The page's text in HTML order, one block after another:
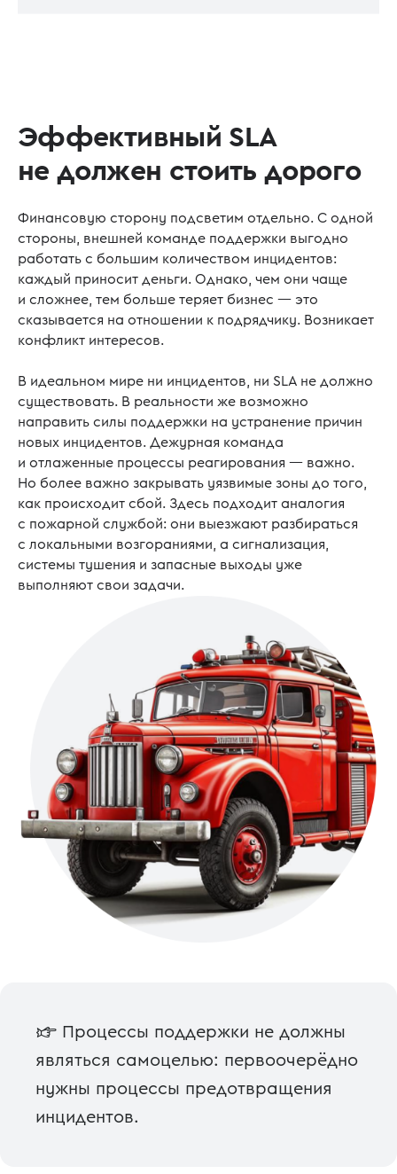
Эффективный SLA
не должен стоить дорого
Финансовую сторону подсветим отдельно. С одной
стороны, внешней команде поддержки выгодно
работать с большим количеством инцидентов:
каждый приносит деньги. Однако, чем они чаще
и сложнее, тем больше теряет бизнес — это
сказывается на отношении к подрядчику. Возникает
конфликт интересов.
В идеальном мире ни инцидентов, ни SLA не должно
существовать. В реальности же возможно
направить силы поддержки на устранение причин
новых инцидентов. Дежурная команда
и отлаженные процессы реагирования — важно.
Но более важно закрывать уязвимые зоны до того,
как происходит сбой. Здесь подходит аналогия
с пожарной службой: они выезжают разбираться
с локальными возгораниями, а сигнализация,
системы тушения и запасные выходы уже
выполняют свои задачи.
☞ Процессы поддержки не должны
являться самоцелью: первоочерёдно
нужны процессы предотвращения
инцидентов.